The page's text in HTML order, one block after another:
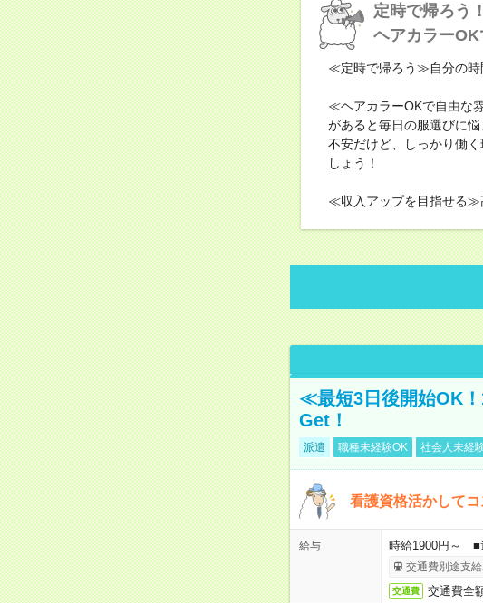
定時で帰ろう！
ヘアカラーOK
≪定時で帰ろう≫自分の時
≪ヘアカラーOKで自由な
があると毎日の服選びに
不安だけど、しっかり働
しょう！
≪収入アップを目指せる≫
≪最短3日後開始OK
Get！
派遣 職種未経験OK 社会人未経
看護資格活かして
給与 時給1900円～ ■
交通費別途支給
交通費 交通費全